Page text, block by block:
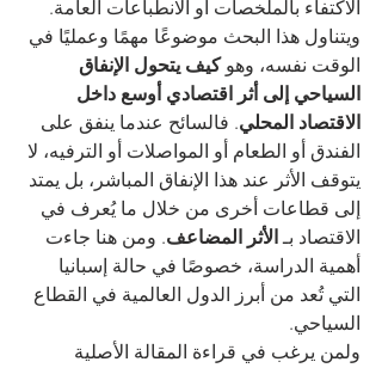
الاكتفاء بالملخصات أو الانطباعات العامة.
ويتناول هذا البحث موضوعًا مهمًا وعمليًا في
الوقت نفسه، وهو كيف يتحول الإنفاق
السياحي إلى أثر اقتصادي أوسع داخل
الاقتصاد المحلي. فالسائح عندما ينفق على
الفندق أو الطعام أو المواصلات أو الترفيه، لا
يتوقف الأثر عند هذا الإنفاق المباشر، بل يمتد
إلى قطاعات أخرى من خلال ما يُعرف في
الاقتصاد بـ الأثر المضاعف. ومن هنا جاءت
أهمية الدراسة، خصوصًا في حالة إسبانيا
التي تُعد من أبرز الدول العالمية في القطاع
السياحي.
ولمن يرغب في قراءة المقالة الأصلية